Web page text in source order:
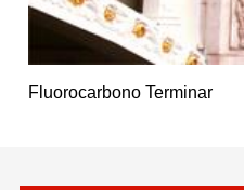
Fluorocarbono Terminar